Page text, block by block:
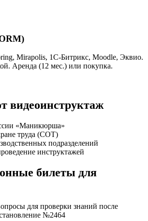
Mirapolis, 1С-Битрикс, Moodle, Эквио.
Аренда (12 мес.) или покупка.
видеоинструктаж
«Маникюрша»
труда (СОТ)
подразделений
инструктажей
билеты для
для проверки знаний после
№2464